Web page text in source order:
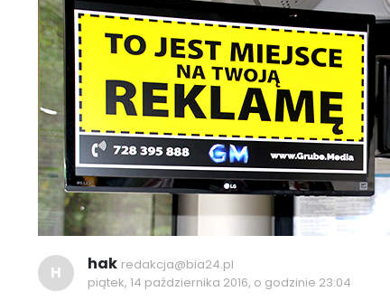
H hak redakcja@bia24.pl
piątek, 14 października 2016, o godzinie 23:04